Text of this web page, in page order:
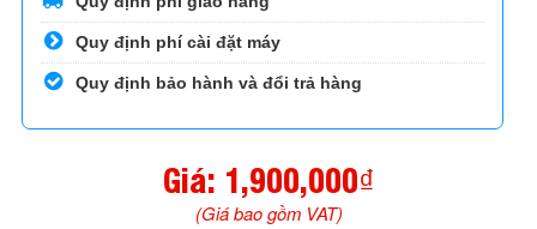
Quy định phí cài đặt máy
Quy định bảo hành và đổi trả hàng
Giá: 1,900,000₫
(Giá bao gồm VAT)